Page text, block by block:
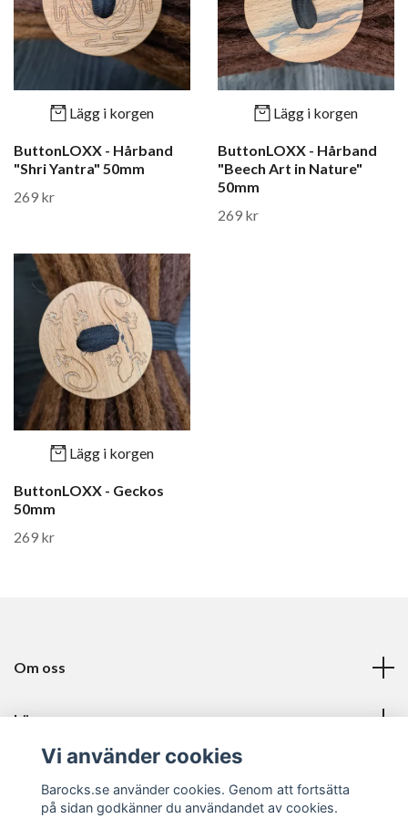
Lägg i korgen
ButtonLOXX - Hårband
"Shri Yantra" 50mm
269 kr
Lägg i korgen
ButtonLOXX - Hårband
"Beech Art in Nature"
50mm
269 kr
Lägg i korgen
ButtonLOXX - Geckos
50mm
269 kr
Om oss
Läs mer
Vi använder cookies
Barocks.se använder cookies. Genom att fortsätta
på sidan godkänner du användandet av cookies.